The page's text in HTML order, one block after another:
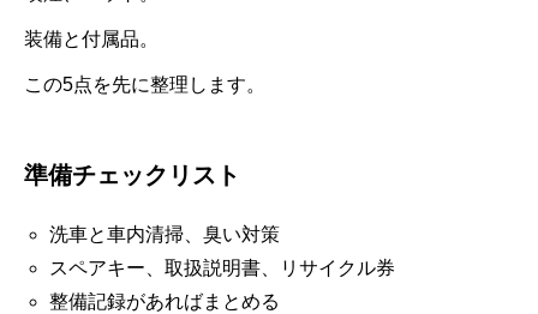
装備と付属品。
この5点を先に整理します。
準備チェックリスト
洗車と車内清掃、臭い対策
スペアキー、取扱説明書、リサイクル券
整備記録があればまとめる